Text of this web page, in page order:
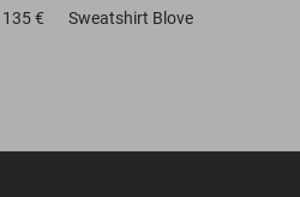
135 € Sweatshirt Blove